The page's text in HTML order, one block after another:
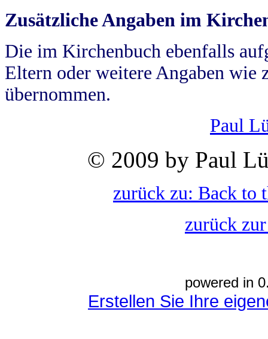
Zusätzliche Angaben im
Die im Kirchenbuch ebenfalls
Eltern oder weitere Angaben wie
übernommen.
Paul
© 2009 by Paul
zurück zu: Back to
zurück
powered in
Erstellen Sie Ihre